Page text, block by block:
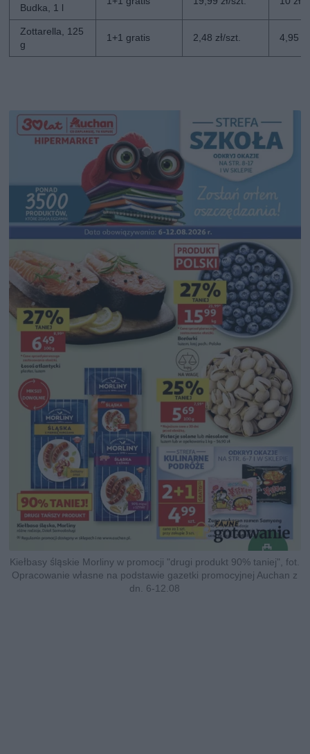
Budka, 1 l
Zottarella, 125
g
1+1 gratis 2,48 zł/szt. 4,95
Kiełbasy śląskie Morliny w promocji "drugi produkt 90% taniej", fot.
Opracowanie własne na podstawie gazetki promocyjnej Auchan z
dn. 6-12.08